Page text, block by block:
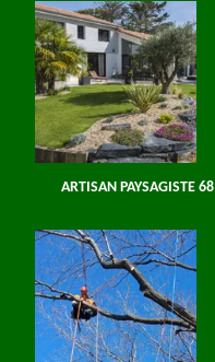
ARTISAN PAYSAGISTE 68